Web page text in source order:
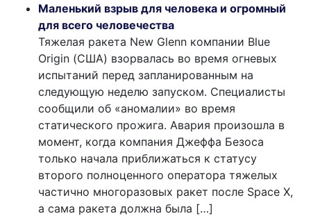
Маленький взрыв для человека и огромный
для всего человечества
Тяжелая ракета New Glenn компании Blue
Origin (США) взорвалась во время огневых
испытаний перед запланированным на
следующую неделю запуском. Специалисты
сообщили об «аномалии» во время
статического прожига. Авария произошла в
момент, когда компания Джеффа Безоса
только начала приближаться к статусу
второго полноценного оператора тяжелых
частично многоразовых ракет после Space X,
а сама ракета должна была […]